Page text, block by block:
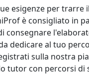
esigenze per trarre
è consigliato in
consegnare
dedicare al tuo
sulla nostra
tutor con percorsi